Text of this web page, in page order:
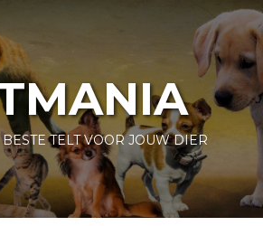
TELT VOOR JOUW DIER